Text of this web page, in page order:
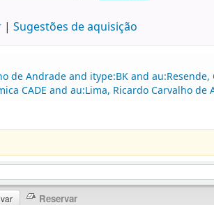
Sugestões de aquisição
de Andrade and itype:BK and
CADE and au:Lima, Ricardo Carvalho de